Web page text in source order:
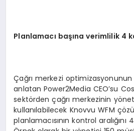
Planlamacı başına verimlilik 4
Çağrı merkezi optimizasyonunun
anlatan Power2Media CEO’su
sektörden çağrı merkezinin
kullanılabilecek Knovvu WFM
planlamacısının kontrol aralığını